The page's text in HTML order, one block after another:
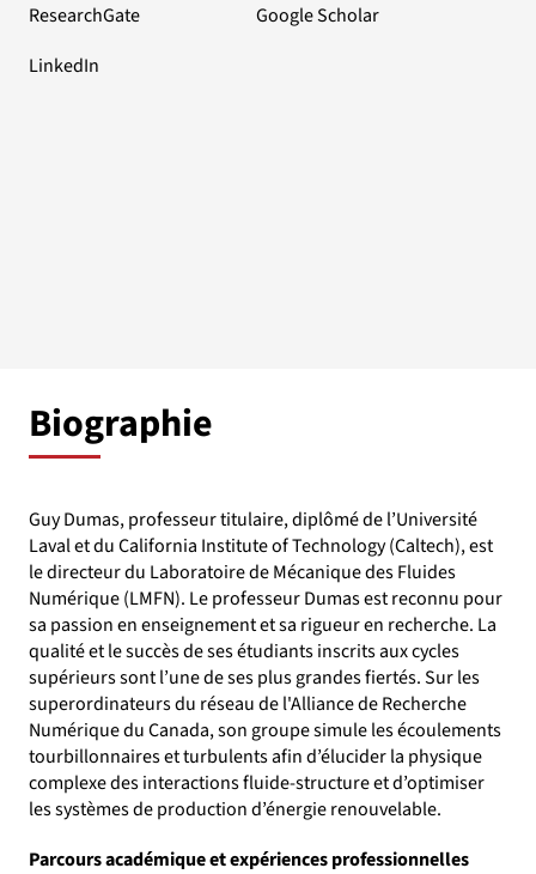
ResearchGate
Google Scholar
LinkedIn
Biographie
Guy Dumas, professeur titulaire, diplômé de l’Université
Laval et du California Institute of Technology (Caltech), est
le directeur du Laboratoire de Mécanique des Fluides
Numérique (LMFN). Le professeur Dumas est reconnu pour
sa passion en enseignement et sa rigueur en recherche. La
qualité et le succès de ses étudiants inscrits aux cycles
supérieurs sont l’une de ses plus grandes fiertés. Sur les
superordinateurs du réseau de l'Alliance de Recherche
Numérique du Canada, son groupe simule les écoulements
tourbillonnaires et turbulents afin d’élucider la physique
complexe des interactions fluide-structure et d’optimiser
les systèmes de production d’énergie renouvelable.
Parcours académique et expériences professionnelles